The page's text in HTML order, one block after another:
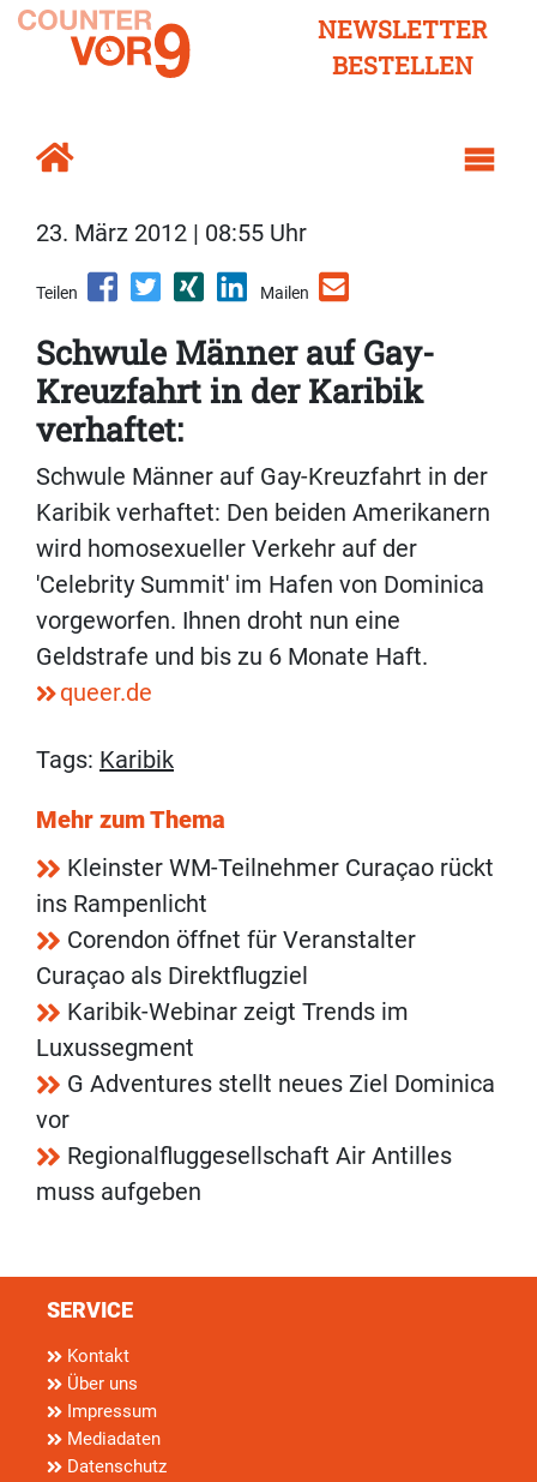
NEWSLETTER
BESTELLEN
23. März 2012 | 08:55 Uhr
Teilen Mailen
Schwule Männer auf Gay-
Kreuzfahrt in der Karibik
verhaftet:
Schwule Männer auf Gay-Kreuzfahrt in der
Karibik verhaftet: Den beiden Amerikanern
wird homosexueller Verkehr auf der
'Celebrity Summit' im Hafen von Dominica
vorgeworfen. Ihnen droht nun eine
Geldstrafe und bis zu 6 Monate Haft.
queer.de
Tags: Karibik
Mehr zum Thema
Kleinster WM-Teilnehmer Curaçao rückt
ins Rampenlicht
Corendon öffnet für Veranstalter
Curaçao als Direktflugziel
Karibik-Webinar zeigt Trends im
Luxussegment
G Adventures stellt neues Ziel Dominica
vor
Regionalfluggesellschaft Air Antilles
muss aufgeben
SERVICE
Kontakt
Über uns
Impressum
Mediadaten
Datenschutz